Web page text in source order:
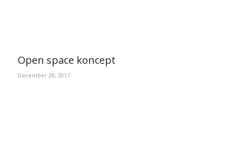
Open space koncept
December 29, 2017